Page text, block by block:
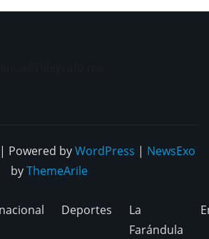
Powered byWordPress | NewsExo
byThemeArile
Deportes
La
Farándula